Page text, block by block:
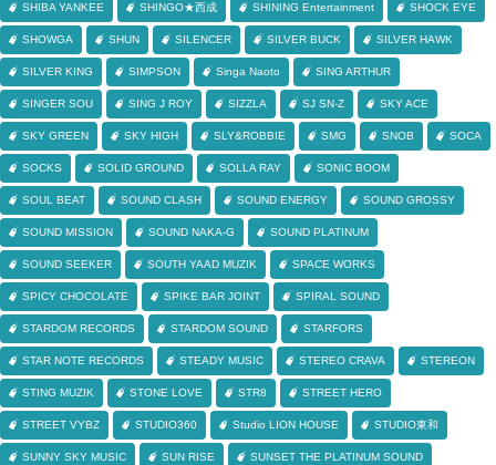
SHIBA YANKEE SHINGO★西成 SHINING Entertainment SHOCK EYE
SHOWGA SHUN SILENCER SILVER BUCK SILVER HAWK
SILVER KING SIMPSON Singa Naoto SING ARTHUR
SINGER SOU SING J ROY SIZZLA SJ SN-Z SKY ACE
SKY GREEN SKY HIGH SLY&ROBBIE SMG SNOB SOCA
SOCKS SOLID GROUND SOLLA RAY SONIC BOOM
SOUL BEAT SOUND CLASH SOUND ENERGY SOUND GROSSY
SOUND MISSION SOUND NAKA-G SOUND PLATINUM
SOUND SEEKER SOUTH YAAD MUZIK SPACE WORKS
SPICY CHOCOLATE SPIKE BAR JOINT SPIRAL SOUND
STARDOM RECORDS STARDOM SOUND STARFORS
STAR NOTE RECORDS STEADY MUSIC STEREO CRAVA STEREON
STING MUZIK STONE LOVE STR8 STREET HERO
STREET VYBZ STUDIO360 Studio LION HOUSE STUDIO東和
SUNNY SKY MUSIC SUN RISE SUNSET THE PLATINUM SOUND